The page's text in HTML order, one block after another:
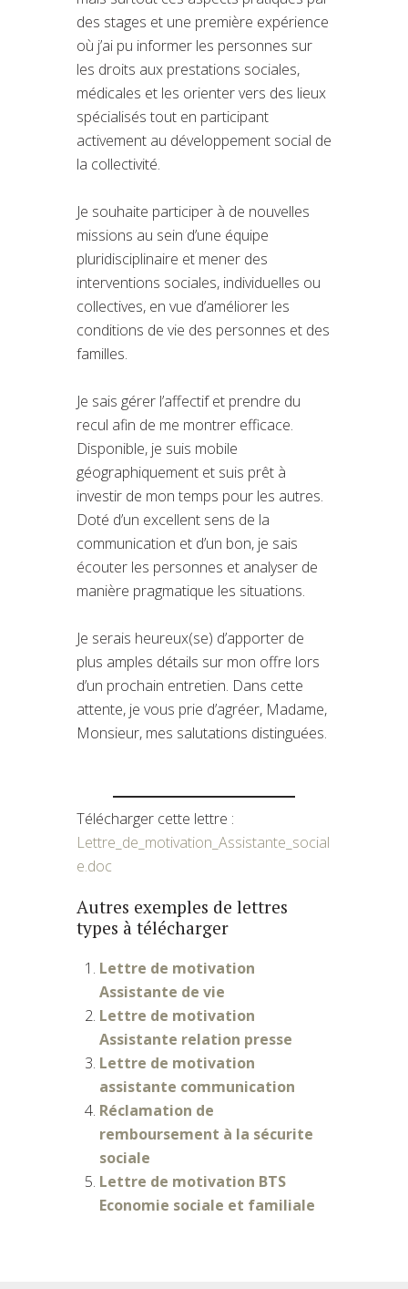
des stages et une première expérience
où j’ai pu informer les personnes sur
les droits aux prestations sociales,
médicales et les orienter vers des lieux
spécialisés tout en participant
activement au développement social de
la collectivité.
Je souhaite participer à de nouvelles
missions au sein d’une équipe
pluridisciplinaire et mener des
interventions sociales, individuelles ou
collectives, en vue d’améliorer les
conditions de vie des personnes et des
familles.
Je sais gérer l’affectif et prendre du
recul afin de me montrer efficace.
Disponible, je suis mobile
géographiquement et suis prêt à
investir de mon temps pour les autres.
Doté d’un excellent sens de la
communication et d’un bon, je sais
écouter les personnes et analyser de
manière pragmatique les situations.
Je serais heureux(se) d’apporter de
plus amples détails sur mon offre lors
d’un prochain entretien. Dans cette
attente, je vous prie d’agréer, Madame,
Monsieur, mes salutations distinguées.
Télécharger cette lettre :
Lettre_de_motivation_Assistante_social
e.doc
Autres exemples de lettres
types à télécharger
Lettre de motivation
Assistante de vie
Lettre de motivation
Assistante relation presse
Lettre de motivation
assistante communication
Réclamation de
remboursement à la sécurite
sociale
Lettre de motivation BTS
Economie sociale et familiale